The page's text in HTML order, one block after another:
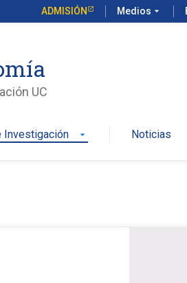
ADMISIÓN Medios arrow_drop_down
UC
Investigación arrow_drop_down Noticias